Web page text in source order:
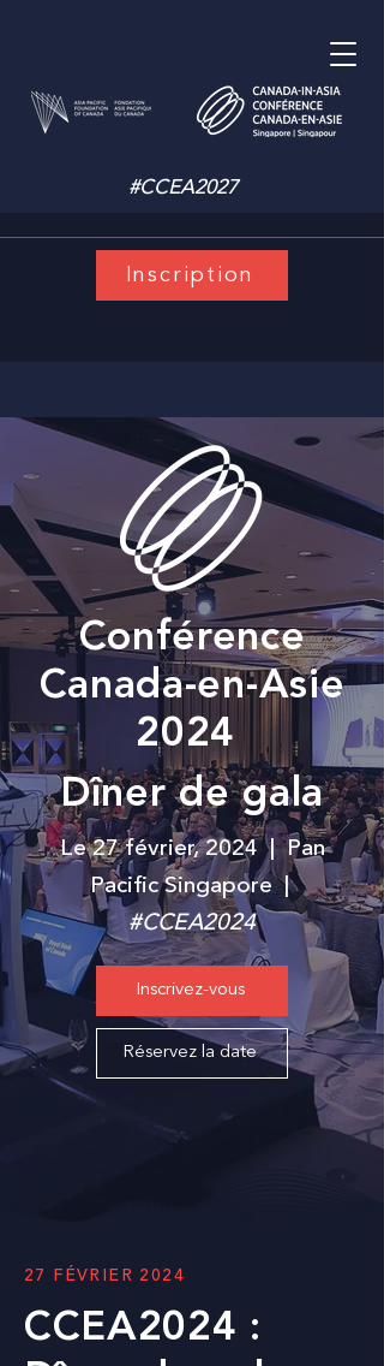
Inscription
#CCEA2027
Conférence
Canada-en-Asie
2024
Dîner de gala
Le 27 février, 2024 | Pan
Pacific Singapore |
#CCEA2024
Inscrivez-vous
Réservez la date
27 FÉVRIER 2024
CCEA2024 :